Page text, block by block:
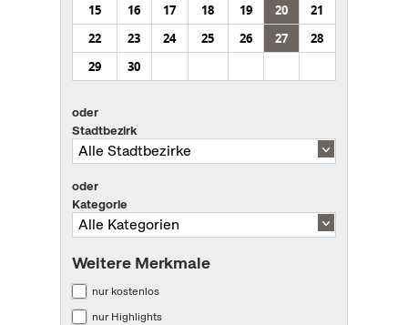
15
16 17 18 19 20
21
22
23 24 25 26 27
28
29
30
oder
Stadtbezirk
oder
Kategorie
Weitere Merkmale
nur kostenlos
nur Highlights